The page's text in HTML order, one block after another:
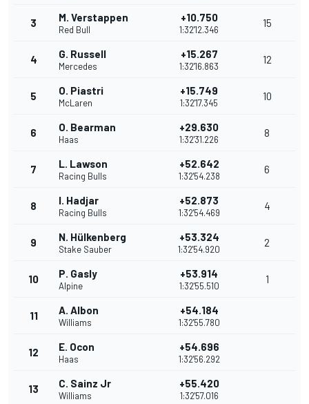
3 M. Verstappen
Red Bull
+10.750
1:32'12.346
15
4 G. Russell
Mercedes
+15.267
1:32'16.863
12
5 O. Piastri
McLaren
+15.749
1:32'17.345
10
6 O. Bearman
Haas
+29.630
1:32'31.226
8
7 L. Lawson
Racing Bulls
+52.642
1:32'54.238
6
8 I. Hadjar
Racing Bulls
+52.873
1:32'54.469
4
9 N. Hülkenberg
Stake Sauber
+53.324
1:32'54.920
2
10 P. Gasly
Alpine
+53.914
1:32'55.510
1
11 A. Albon
Williams
+54.184
1:32'55.780
12 E. Ocon
Haas
+54.696
1:32'56.292
13 C. Sainz Jr
Williams
+55.420
1:32'57.016